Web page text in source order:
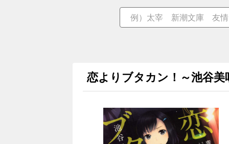
恋よりブタカン！～池谷